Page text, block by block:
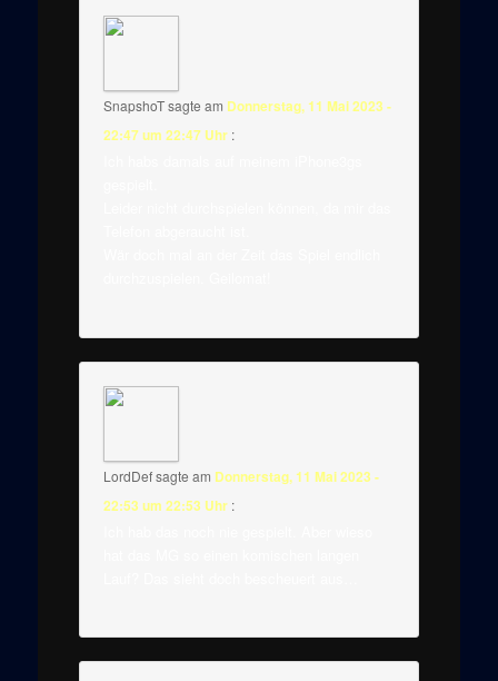
SnapshoTsagte am Donnerstag, 11 Mai 2023 -
22:47 um 22:47 Uhr :
LordDefsagte am Donnerstag, 11 Mai 2023 -
22:53 um 22:53 Uhr :